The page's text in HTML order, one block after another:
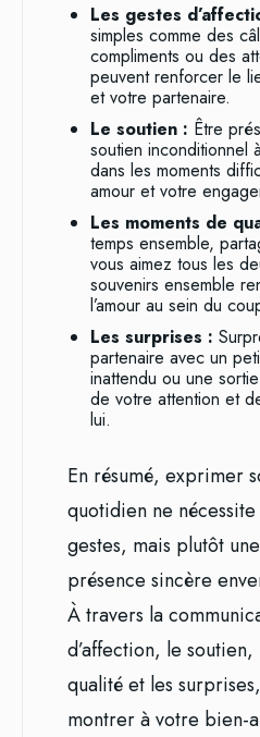
Les gestes
simples comme des
compliments ou des
peuvent renforcer le
et votre partenaire.
Le soutien : Être
soutien inconditionnel
dans les moments
amour et votre
Les moments de
temps ensemble,
vous aimez tous les
souvenirs ensemble
l’amour au sein du
Les surprises :
partenaire avec un
inattendu ou une
de votre attention et
lui.
En résumé, exprimer
quotidien ne
gestes, mais plutôt
présence sincère
À travers la
d’affection, le
qualité et les
montrer à votre bien-